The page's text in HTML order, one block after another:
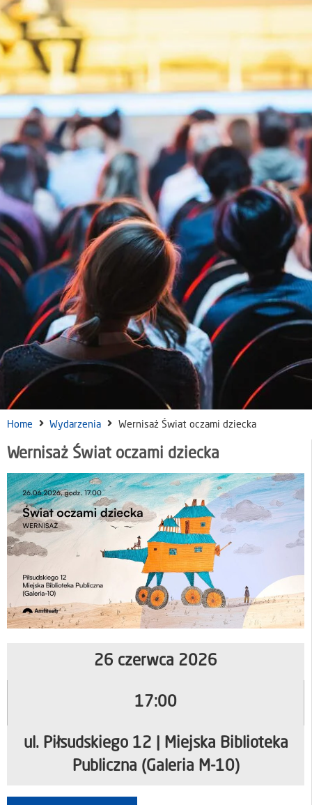
Home Wydarzenia Wernisaż Świat oczami dziecka
Wernisaż Świat oczami dziecka
26 czerwca 2026
17:00
ul. Piłsudskiego 12 | Miejska Biblioteka
Publiczna (Galeria M-10)